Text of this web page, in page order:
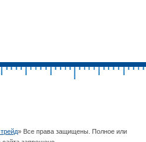
» Все права защищены. Полное или